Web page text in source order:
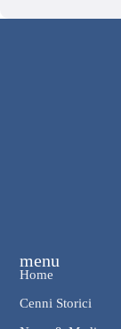
menu
Home
Cenni Storici